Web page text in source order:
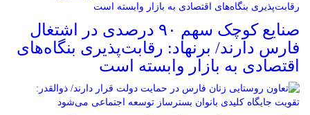
صنایع کوچک سهم ۹۰ درصدی در اشتغال
فارس دارند/ برنهاد: رقابت‌پذیری بنگاه‌های
اقتصادی به بازار وابسته است